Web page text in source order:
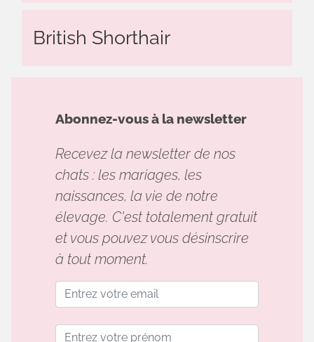
British Shorthair
Abonnez-vous à la newsletter
Recevez la newsletter de nos
chats : les mariages, les
naissances, la vie de notre
élevage. C'est totalement gratuit
et vous pouvez vous désinscrire
à tout moment.